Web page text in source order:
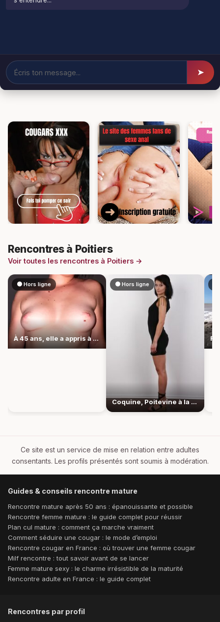
➤
Rencontres à Poitiers
Voir toutes les rencontres à Poitiers →
⚫ Hors ligne
À 45 ans, elle a appris à réclamer sa part
⚫ Hors ligne
Coquine, Poitevine à la langue déliée et effrontée
Ce site est un service de mise en relation entre adultes
consentants. Les profils présentés sont soumis à modération.
Guides & conseils rencontre mature
Rencontre mature après 50 ans : épanouissante et possible
Rencontre femme mature : le guide complet pour réussir
Plan cul mature : comment ça marche vraiment
Comment séduire une cougar : le mode d’emploi
Rencontre cougar en France : où trouver une femme cougar
Milf rencontre : tout savoir avant de se lancer
Femme mature sexy : le charme irrésistible de la maturité
Rencontre adulte en France : le guide complet
Rencontres par profil